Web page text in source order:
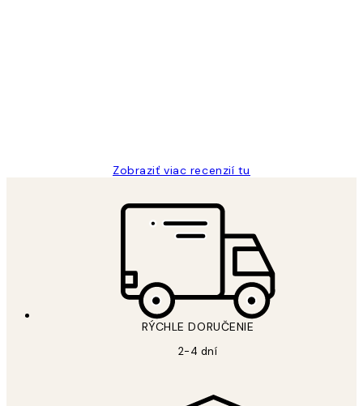
Zobraziť viac recenzií tu
RÝCHLE DORUČENIE
2-4 dní